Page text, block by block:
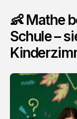
👶 Mathe
Schule –